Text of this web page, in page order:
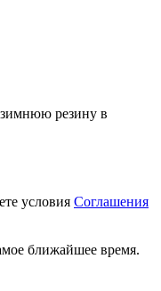
зимнюю резину в
условия Соглашения
ближайшее время.